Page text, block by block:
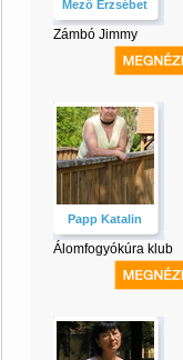
Mező Erzsébet
Zámbó Jimmy
Papp Katalin
Álomfogyókúra klub